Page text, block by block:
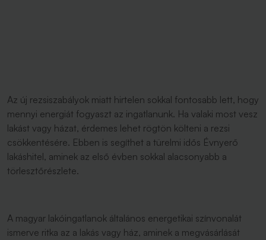
Az új rezsiszabályok miatt hirtelen sokkal fontosabb lett, hogy
mennyi energiát fogyaszt az ingatlanunk. Ha valaki most vesz
lakást vagy házat, érdemes lehet rögtön költeni a rezsi
csökkentésére. Ebben is segíthet a türelmi idős Évnyerő
lakáshitel, aminek az első évben sokkal alacsonyabb a
törlesztőrészlete.
A magyar lakóingatlanok általános energetikai színvonalát
ismerve ritka az a lakás vagy ház, aminek a megvásárlását